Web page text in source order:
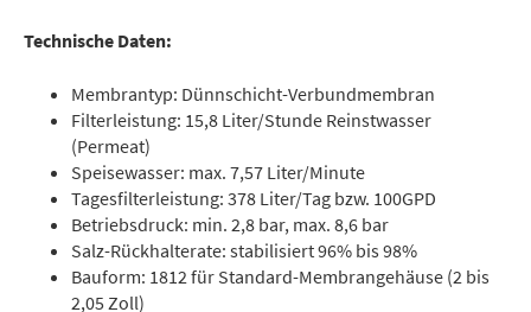
Technische Daten:
Membrantyp: Dünnschicht-Verbundmembran
Filterleistung: 15,8 Liter/Stunde Reinstwasser
(Permeat)
Speisewasser: max. 7,57 Liter/Minute
Tagesfilterleistung: 378 Liter/Tag bzw. 100GPD
Betriebsdruck: min. 2,8 bar, max. 8,6 bar
Salz-Rückhalterate: stabilisiert 96% bis 98%
Bauform: 1812 für Standard-Membrangehäuse (2 bis
2,05 Zoll)